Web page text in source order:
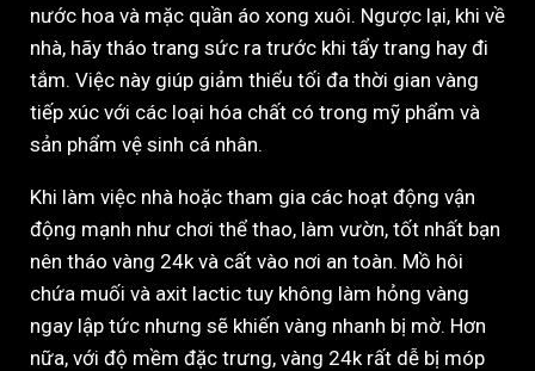
nước hoa và mặc quần áo xong xuôi. Ngược lại, khi về
nhà, hãy tháo trang sức ra trước khi tẩy trang hay đi
tắm. Việc này giúp giảm thiểu tối đa thời gian vàng
tiếp xúc với các loại hóa chất có trong mỹ phẩm và
sản phẩm vệ sinh cá nhân.
Khi làm việc nhà hoặc tham gia các hoạt động vận
động mạnh như chơi thể thao, làm vườn, tốt nhất bạn
nên tháo vàng 24k và cất vào nơi an toàn. Mồ hôi
chứa muối và axit lactic tuy không làm hỏng vàng
ngay lập tức nhưng sẽ khiến vàng nhanh bị mờ. Hơn
nữa, với độ mềm đặc trưng, vàng 24k rất dễ bị móp